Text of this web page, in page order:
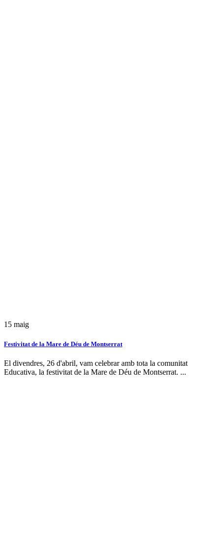
15 maig
Festivitat de la Mare de Déu de Montserrat
El divendres, 26 d'abril, vam celebrar amb tota la comunitat
Educativa, la festivitat de la Mare de Déu de Montserrat. ...